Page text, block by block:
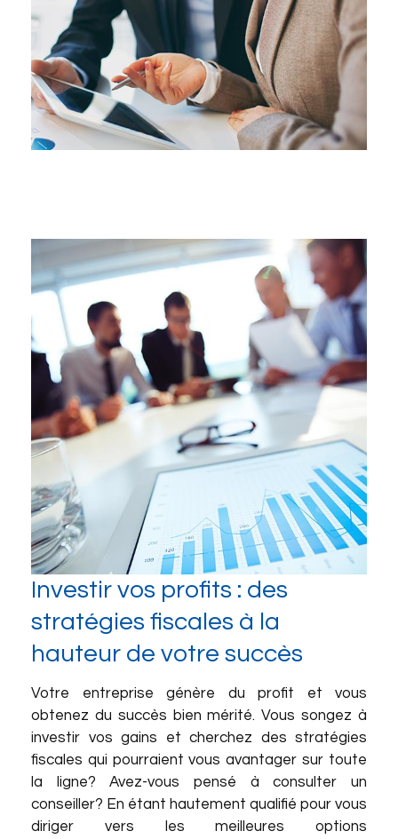
Investir vos profits : des
stratégies fiscales à la
hauteur de votre succès
Votre entreprise génère du profit et vous
obtenez du succès bien mérité. Vous songez à
investir vos gains et cherchez des stratégies
fiscales qui pourraient vous avantager sur toute
la ligne? Avez-vous pensé à consulter un
conseiller? En étant hautement qualifié pour vous
diriger vers les meilleures options